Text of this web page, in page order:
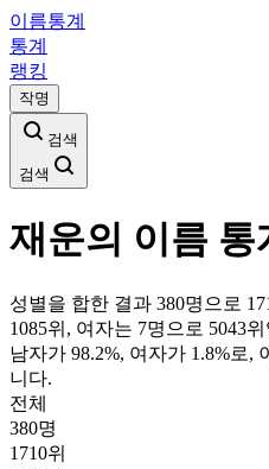
이름통계
통계
랭킹
작명
검색
검색
재운의 이름 통
성별을 합한 결과 380명으로
1085위, 여자는 7명으로 5043
남자가 98.2%, 여자가 1.8%로,
니다.
전체
380명
1710위